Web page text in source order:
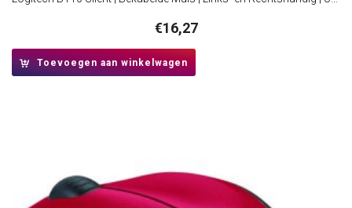
€16,27
Toevoegen aan winkelwagen